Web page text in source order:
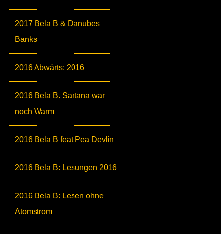
2017 Bela B & Danubes
Banks
2016 Abwärts: 2016
2016 Bela B. Sartana war
noch Warm
2016 Bela B feat Pea Devlin
2016 Bela B: Lesungen 2016
2016 Bela B: Lesen ohne
Atomstrom